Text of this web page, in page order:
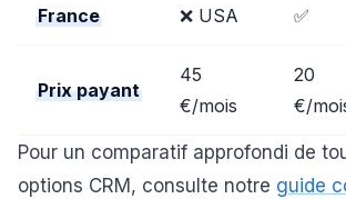
France ❌ USA ✅
Prix payant
45
€/mois
20
€/
Pour un comparatif approfondi de
options CRM, consulte notre guide